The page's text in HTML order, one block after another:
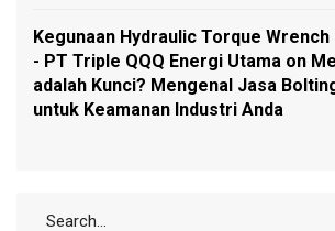
Kegunaan Hydraulic Torque
- PT Triple QQQ Energi Utama on
adalah Kunci? Mengenal Jasa
untuk Keamanan Industri Anda